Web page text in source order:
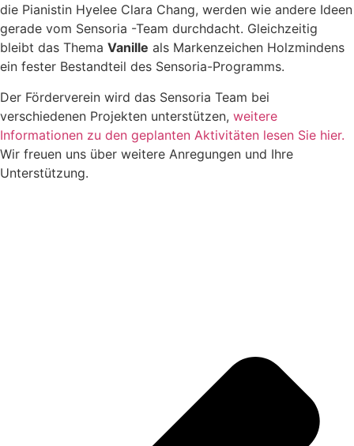
die Pianistin Hyelee Clara Chang, werden wie andere Ideen
gerade vom Sensoria -Team durchdacht. Gleichzeitig
bleibt das Thema Vanille als Markenzeichen Holzmindens
ein fester Bestandteil des Sensoria-Programms.
Der Förderverein wird das Sensoria Team bei
verschiedenen Projekten unterstützen, weitere
Informationen zu den geplanten Aktivitäten lesen Sie hier.
Wir freuen uns über weitere Anregungen und Ihre
Unterstützung.